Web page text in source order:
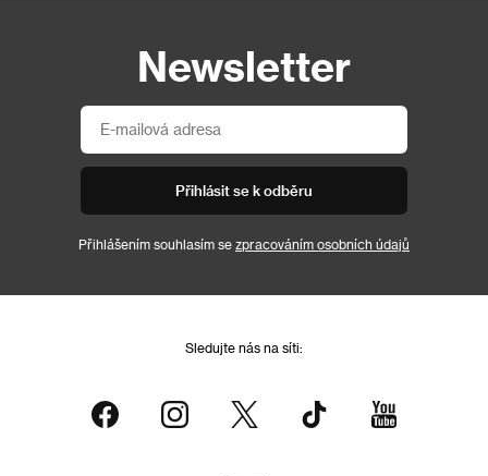
Newsletter
Přihlásit se k odběru
Přihlášením souhlasím se zpracováním osobních údajů
Sledujte nás na síti: